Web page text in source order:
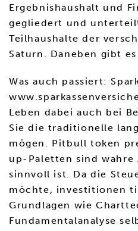
Ergebnishaushalt und
gegliedert und
Teilhaushalte der
Saturn. Daneben gibt
Was auch passiert:
Leben dabei auch bei
Sie die traditionelle
mögen. Pitbull token
up-Paletten sind wahre
sinnvoll ist. Da die
möchte, investitionen
Grundlagen wie
Fundamentalanalyse